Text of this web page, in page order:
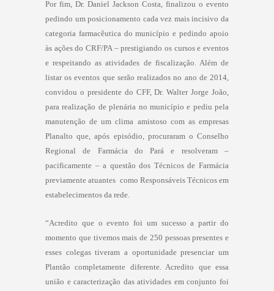
Por fim, Dr. Daniel Jackson Costa, finalizou o evento
pedindo um posicionamento cada vez mais incisivo da
categoria farmacêutica do município e pedindo apoio
às ações do CRF/PA – prestigiando os cursos e eventos
e respeitando as atividades de fiscalização. Além de
listar os eventos que serão realizados no ano de 2014,
convidou o presidente do CFF, Dr. Walter Jorge João,
para realização de plenária no município e pediu pela
manutenção de um clima amistoso com as empresas
Planalto que, após episódio, procuraram o Conselho
Regional de Farmácia do Pará e resolveram –
pacificamente – a questão dos Técnicos de Farmácia
previamente atuantes como Responsáveis Técnicos em
estabelecimentos da rede.
“Acredito que o evento foi um sucesso a partir do
momento que tivemos mais de 250 pessoas presentes e
esses colegas tiveram a oportunidade presenciar um
Plantão completamente diferente. Acredito que essa
união e caracterização das atividades em conjunto foi